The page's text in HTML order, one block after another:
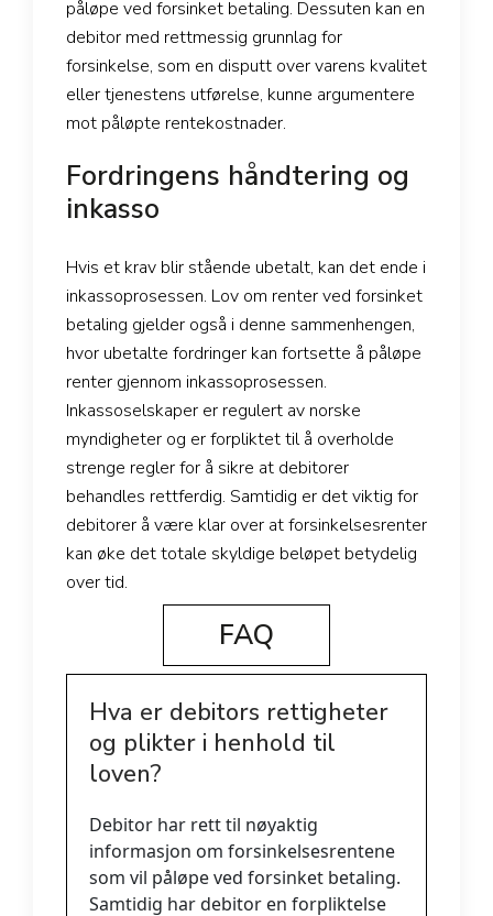
påløpe ved forsinket betaling. Dessuten kan en
debitor med rettmessig grunnlag for
forsinkelse, som en disputt over varens kvalitet
eller tjenestens utførelse, kunne argumentere
mot påløpte rentekostnader.
Fordringens håndtering og
inkasso
Hvis et krav blir stående ubetalt, kan det ende i
inkassoprosessen. Lov om renter ved forsinket
betaling gjelder også i denne sammenhengen,
hvor ubetalte fordringer kan fortsette å påløpe
renter gjennom inkassoprosessen.
Inkassoselskaper er regulert av norske
myndigheter og er forpliktet til å overholde
strenge regler for å sikre at debitorer
behandles rettferdig. Samtidig er det viktig for
debitorer å være klar over at forsinkelsesrenter
kan øke det totale skyldige beløpet betydelig
over tid.
FAQ
Hva er debitors rettigheter
og plikter i henhold til
loven?
Debitor har rett til nøyaktig
informasjon om forsinkelsesrentene
som vil påløpe ved forsinket betaling.
Samtidig har debitor en forpliktelse